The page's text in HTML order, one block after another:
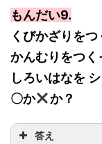
もんだい9.
くびかざりをつ
かんむりをつ
しろいはなを
〇か
か？
答え